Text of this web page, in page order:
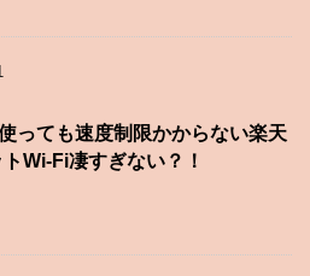
っても速度制限かからない楽天
Wi-Fi凄すぎない？！